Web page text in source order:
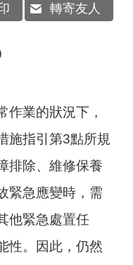
轉寄友人
作業的狀況下，
施指引第3點所規
排除、維修保養
緊急應變時，需
他緊急處置任
性。因此，仍然